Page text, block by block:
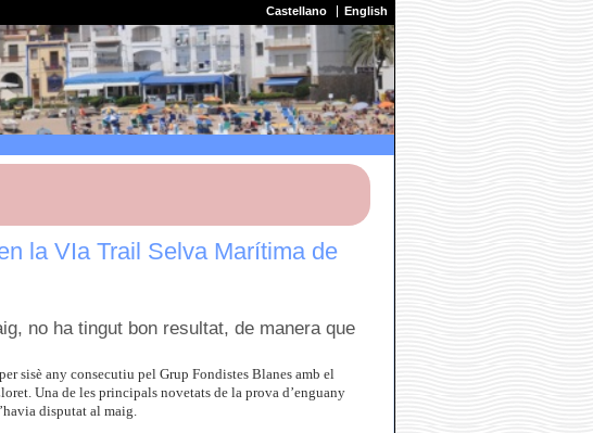
Castellano English
la VIa Trail Selva Marítima de
no ha tingut bon resultat, de manera que
sisè any consecutiu pel Grup Fondistes Blanes amb el
Una de les principals novetats de la prova d’enguany
disputat al maig.